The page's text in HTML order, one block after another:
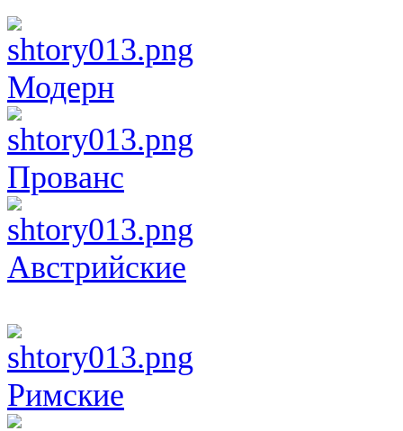
Модерн
Прованс
Австрийские
Римские